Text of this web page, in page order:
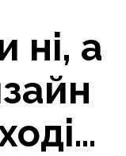
ні, а